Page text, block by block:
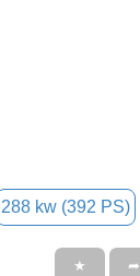
288 kw (392 PS)
★ ➦